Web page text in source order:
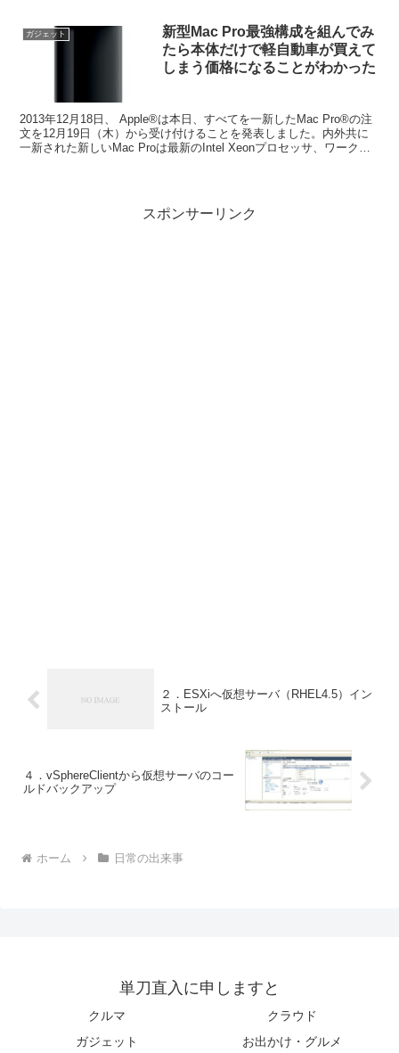
ガジェット
新型Mac Pro最強構成を組んでみ
たら本体だけで軽自動車が買えて
しまう価格になることがわかった
2013年12月18日、 Apple®は本日、すべてを一新したMac Pro®の注
文を12月19日（木）から受け付けることを発表しました。内外共に
一新された新しいMac Proは最新のIntel Xeonプロセッサ、ワークス
スポンサーリンク
２．ESXiへ仮想サーバ（RHEL4.5）イン
ストール
４．vSphereClientから仮想サーバのコー
ルドバックアップ
ホーム 日常の出来事
単刀直入に申しますと
クルマ
クラウド
ガジェット
お出かけ・グルメ